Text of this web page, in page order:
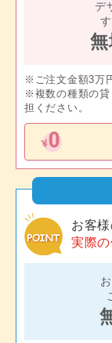
デ
※ご注文金額3万
※複数の種類の貸
担ください。
お客
実際の